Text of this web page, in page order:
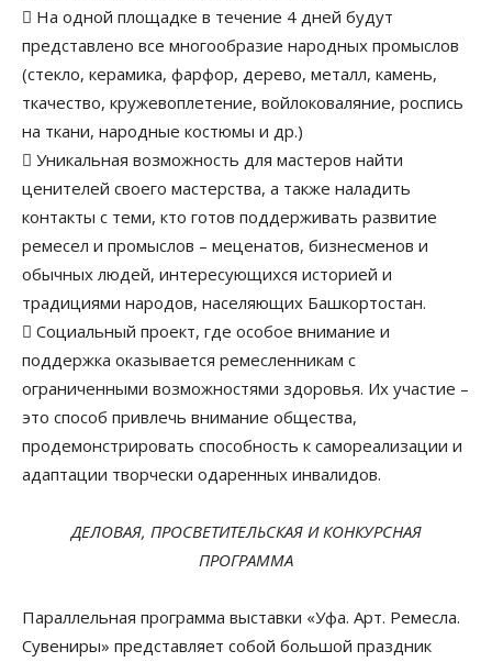
 На одной площадке в течение 4 дней будут
представлено все многообразие народных промыслов
(стекло, керамика, фарфор, дерево, металл, камень,
ткачество, кружевоплетение, войлоковаляние, роспись
на ткани, народные костюмы и др.)
 Уникальная возможность для мастеров найти
ценителей своего мастерства, а также наладить
контакты с теми, кто готов поддерживать развитие
ремесел и промыслов – меценатов, бизнесменов и
обычных людей, интересующихся историей и
традициями народов, населяющих Башкортостан.
 Социальный проект, где особое внимание и
поддержка оказывается ремесленникам с
ограниченными возможностями здоровья. Их участие –
это способ привлечь внимание общества,
продемонстрировать способность к самореализации и
адаптации творчески одаренных инвалидов.
ДЕЛОВАЯ, ПРОСВЕТИТЕЛЬСКАЯ И КОНКУРСНАЯ
ПРОГРАММА
Параллельная программа выставки «Уфа. Арт. Ремесла.
Сувениры» представляет собой большой праздник